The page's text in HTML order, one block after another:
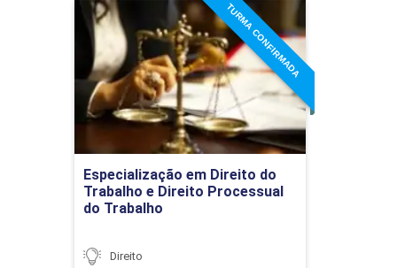
Especialização em Direito do
Trabalho e Direito Processual
do Trabalho
TURMA CONFIRMADA
Direito
Especialização em Direito
do Trabalho e Direito
Processual do Trabalho
Detalhes do curso